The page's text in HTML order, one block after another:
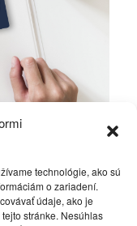
technológie, ako sú
o zariadení.
údaje, ako je
stránke. Nesúhlas
náhoda?